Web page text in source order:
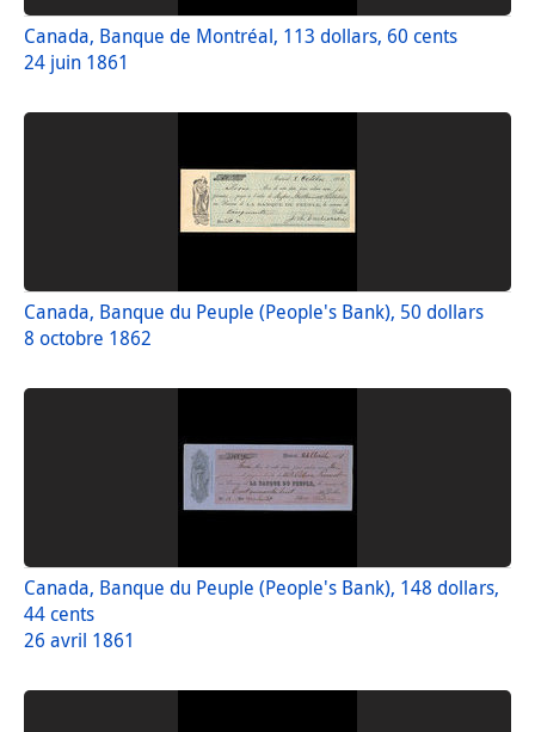
Canada, Banque de Montréal, 113 dollars, 60 cents
24 juin 1861
Canada, Banque du Peuple (People's Bank), 50 dollars
8 octobre 1862
Canada, Banque du Peuple (People's Bank), 148 dollars,
44 cents
26 avril 1861